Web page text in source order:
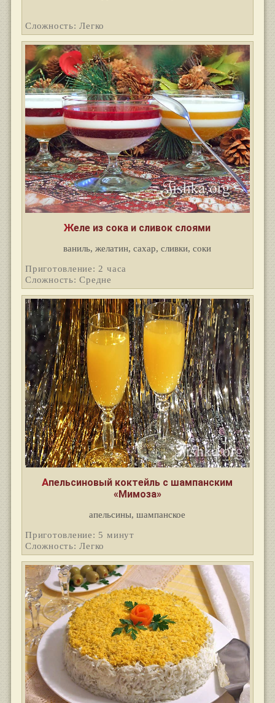
Сложность: Легко
Желе из сока и сливок слоями
ваниль, желатин, сахар, сливки, соки
Приготовление: 2 часа
Сложность: Средне
Апельсиновый коктейль с шампанским
«Мимоза»
апельсины, шампанское
Приготовление: 5 минут
Сложность: Легко